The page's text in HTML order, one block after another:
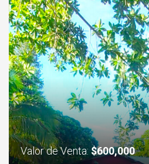
Valor de Venta: $600,000